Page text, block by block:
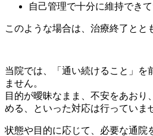
自己管理で十分に維持でき
このような場合は、治療終了とと
当院では、「通い続けること」を
ません。
目的が曖昧なまま、 不安をあおり、
める、
といった対応は行っていま
状態や目的に応じて、必要な通院